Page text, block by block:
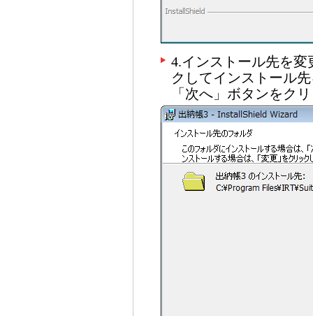
4.インストール先を
クしてインストール
「次へ」ボタンをク